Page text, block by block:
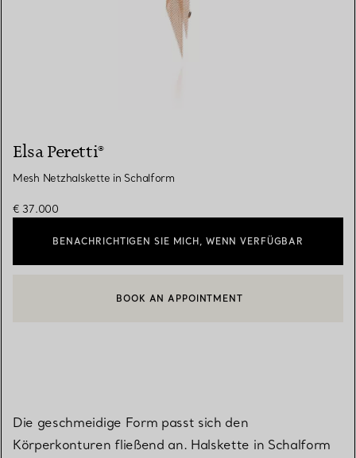
Elsa Peretti®
Mesh Netzhalskette in Schalform
€ 37.000
BENACHRICHTIGEN SIE MICH, WENN VERFÜGBAR
EINEN KUNDENBERATER KONTAKTIEREN ODER EINEN
BOOK AN APPOINTMENT
Die geschmeidige Form passt sich den
Körperkonturen fließend an. Halskette in Schalform